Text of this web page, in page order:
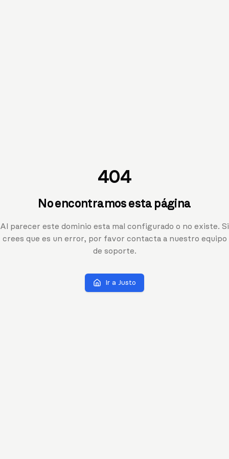
404
No encontramos esta página
Al parecer este dominio esta mal configurado o no existe. Si
crees que es un error, por favor contacta a nuestro equipo
de soporte.
Ir a Justo